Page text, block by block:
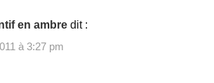
en ambre dit :
à 3:27 pm